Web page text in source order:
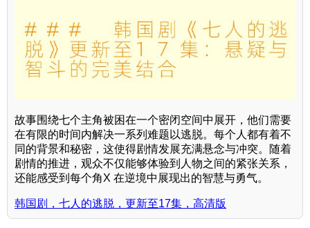
故事围绕七个主角被困在一个密闭空间中展开，他们需要
在有限的时间内解决一系列难题以逃脱。每个人都有着不
同的背景和秘密，这使得剧情发展充满悬念与冲突。随着
剧情的推进，观众不仅能够体验到人物之间的紧张关系，
还能感受到每个角X 在逆境中展现出的智慧与勇气。
韩国剧，七人的逃脱，更新至17集，高清版